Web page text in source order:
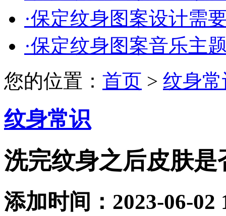
·保定纹身图案设计需
·保定纹身图案音乐主
您的位置： 首页 > 纹身
纹身常识
洗完纹身之后皮肤
添加时间：2023-06-